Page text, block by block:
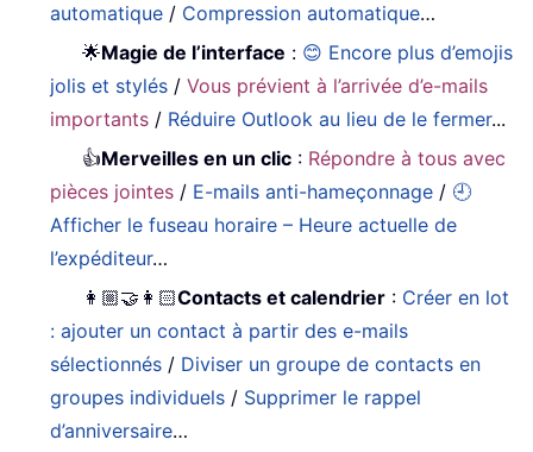
automatique / Compression automatique…
🌟Magie de l’interface : 😊 Encore plus d’emojis
jolis et stylés /Vous prévient à l’arrivée d’e-mails
importants / Réduire Outlook au lieu de le fermer...
👍Merveilles en un clic : Répondre à tous avec
pièces jointes / E-mails anti-hameçonnage / 🕘
Afficher le fuseau horaire – Heure actuelle de
l’expéditeur…
👩🏼‍🤝‍👩🏻Contacts et calendrier : Créer en lot
: ajouter un contact à partir des e-mails
sélectionnés / Diviser un groupe de contacts en
groupes individuels / Supprimer le rappel
d’anniversaire…